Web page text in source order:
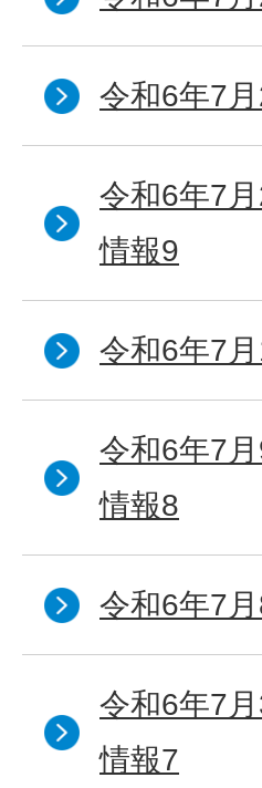
令和6年7
令和6年7
情報9
令和6年7
令和6年7
情報8
令和6年7
令和6年7
情報7